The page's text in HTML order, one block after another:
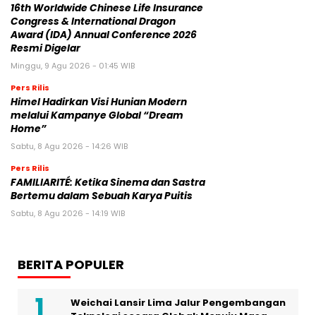
16th Worldwide Chinese Life Insurance
Congress & International Dragon
Award (IDA) Annual Conference 2026
Resmi Digelar
Minggu, 9 Agu 2026 - 01:45 WIB
Pers Rilis
Himel Hadirkan Visi Hunian Modern
melalui Kampanye Global “Dream
Home”
Sabtu, 8 Agu 2026 - 14:26 WIB
Pers Rilis
FAMILIARITÉ: Ketika Sinema dan Sastra
Bertemu dalam Sebuah Karya Puitis
Sabtu, 8 Agu 2026 - 14:19 WIB
BERITA POPULER
Weichai Lansir Lima Jalur Pengembangan